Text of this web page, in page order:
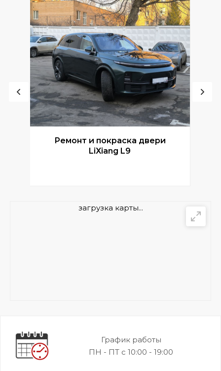
Ремонт и покраска двери
LiXiang L9
загрузка карты...
График работы
ПН - ПТ с 10:00 - 19:00